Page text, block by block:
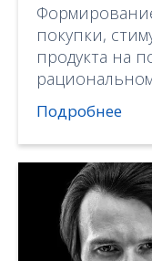
покупки,
продукта на
Подробнее